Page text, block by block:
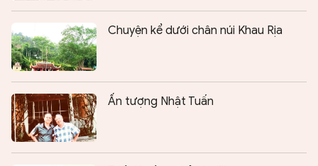
Chuyện kể dưới chân núi Khau Rịa
Ấn tượng Nhật Tuấn